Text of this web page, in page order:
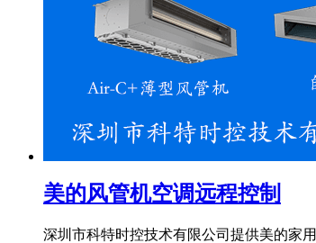
美的风管机空调远程控制
深圳市科特时控技术有限公司提供美的家